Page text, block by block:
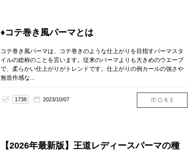
♦︎コテ巻き風パーマとは
コテ巻き風パーマは、コテ巻きのような仕上がりを目指すパーマスタ
イルの総称のことを言います。従来のパーマよりも大きめのウエーブ
で、柔らかい仕上がりがトレンドです。仕上がりの例カールの強さや
無造作感な...
1738 2023/10/07
【2026年最新版】王道レディースパーマの種